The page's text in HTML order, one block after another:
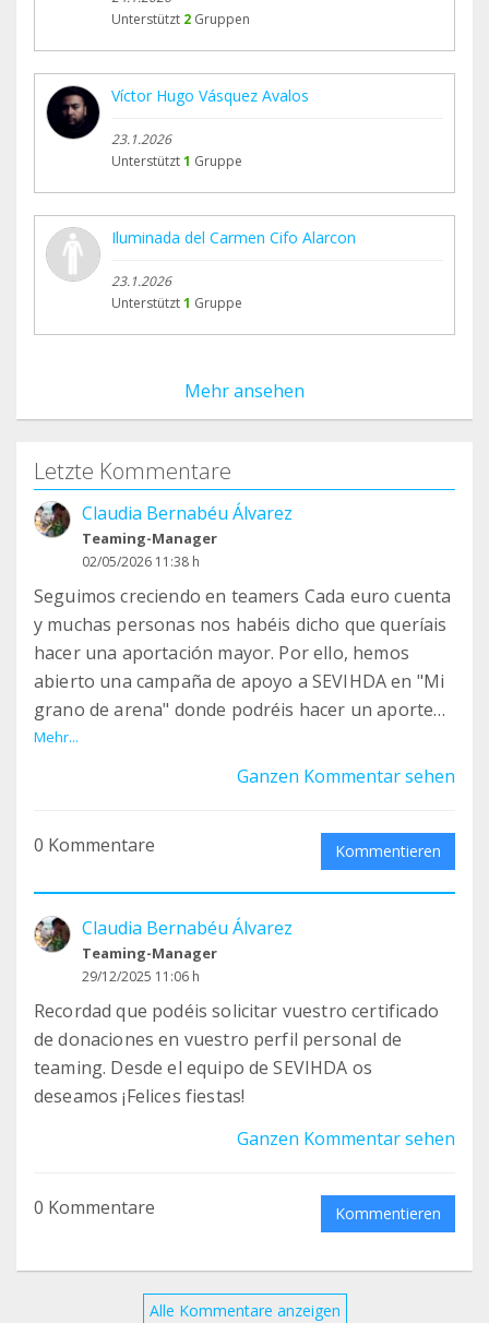
Unterstützt 2 Gruppen
Víctor Hugo Vásquez Avalos
23.1.2026
Unterstützt1 Gruppe
Iluminada del Carmen Cifo Alarcon
23.1.2026
Unterstützt1 Gruppe
Mehr ansehen
Letzte Kommentare
Claudia Bernabéu Álvarez
Teaming-Manager
02/05/2026 11:38 h
Seguimos creciendo en teamers Cada euro cuenta
y muchas personas nos habéis dicho que queríais
hacer una aportación mayor. Por ello, hemos
abierto una campaña de apoyo a SEVIHDA en "Mi
grano de arena" donde podréis hacer un aporte
extra puntual o mensual:
https://www.migranodearena.org/usuario/sevihda
Muchas gracias
Mehr...
Ganzen Kommentar sehen
0 Kommentare Kommentieren
Claudia Bernabéu Álvarez
Teaming-Manager
29/12/2025 11:06 h
Recordad que podéis solicitar vuestro certificado
de donaciones en vuestro perfil personal de
teaming. Desde el equipo de SEVIHDA os
deseamos ¡Felices fiestas!
Ganzen Kommentar sehen
0 Kommentare Kommentieren
Alle Kommentare anzeigen